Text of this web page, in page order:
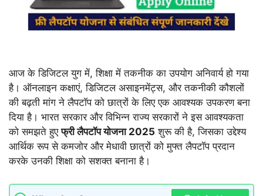
आज के डिजिटल युग में, शिक्षा में तकनीक का उपयोग अनिवार्य हो गया
है। ऑनलाइन कक्षाएं, डिजिटल असाइनमेंट्स, और तकनीकी कौशलों
की बढ़ती मांग ने लैपटॉप को छात्रों के लिए एक आवश्यक उपकरण बना
दिया है। भारत सरकार और विभिन्न राज्य सरकारों ने इस आवश्यकता
को समझते हुएफ्री लैपटॉप योजना 2025 शुरू की है, जिसका उद्देश्य
आर्थिक रूप से कमजोर और मेधावी छात्रों को मुफ्त लैपटॉप प्रदान
करके उनकी शिक्षा को सशक्त बनाना है।